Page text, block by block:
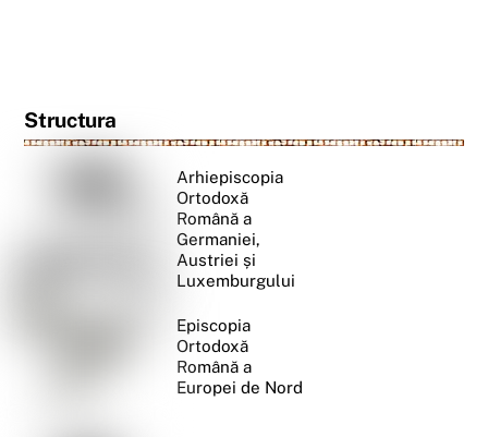
Structura
Arhiepiscopia
Ortodoxă
Română a
Germaniei,
Austriei și
Luxemburgului
Episcopia
Ortodoxă
Română a
Europei de Nord